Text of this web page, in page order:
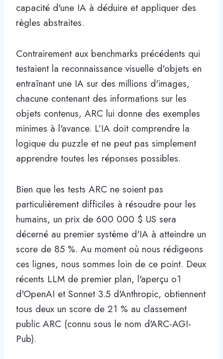
capacité d'une IA à déduire et appliquer des
règles abstraites.
Contrairement aux benchmarks précédents qui
testaient la reconnaissance visuelle d'objets en
entraînant une IA sur des millions d'images,
chacune contenant des informations sur les
objets contenus, ARC lui donne des exemples
minimes à l'avance. L’IA doit comprendre la
logique du puzzle et ne peut pas simplement
apprendre toutes les réponses possibles.
Bien que les tests ARC ne soient pas
particulièrement difficiles à résoudre pour les
humains, un prix de 600 000 $ US sera
décerné au premier système d'IA à atteindre un
score de 85 %. Au moment où nous rédigeons
ces lignes, nous sommes loin de ce point. Deux
récents LLM de premier plan, l'aperçu o1
d'OpenAI et Sonnet 3.5 d'Anthropic, obtiennent
tous deux un score de 21 % au classement
public ARC (connu sous le nom d'ARC-AGI-
Pub).